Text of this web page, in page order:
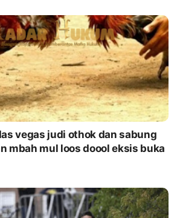
vegas judi othok dan sabung
mbah mul loos doool eksis buka